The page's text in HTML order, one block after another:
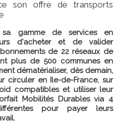
son offre de transports
sa gamme de services en
d'acheter et de valider
de 22 réseaux de
plus de 500 communes en
dématérialiser, dès demain,
circuler en Ile-de-France, sur
compatibles et utiliser leur
Mobilités Durables via 4
pour payer leurs